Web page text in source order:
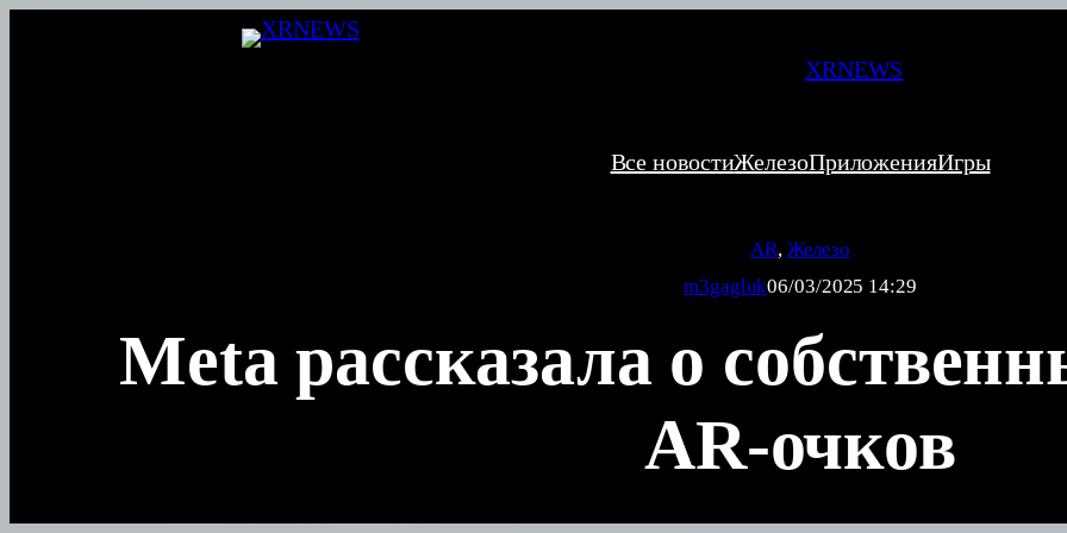
XRNEWS
Все новостиЖелезоПриложенияИгры
AR, Железо
m3gagluk06/03/2025 14:29
Meta рассказала о
AR-очков